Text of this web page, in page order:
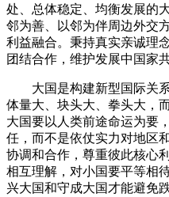
处、总体稳定、均衡发展的
邻为善、以邻为伴周边外交
利益融合。秉持真实亲诚理
团结合作，维护发展中国家
大国是构建新型国际关系
体量大、块头大、拳头大，
大国要以人类前途命运为要
任，而不是依仗实力对地区
协调和合作，尊重彼此核心
相互理解，对小国要平等相
兴大国和守成大国才能避免